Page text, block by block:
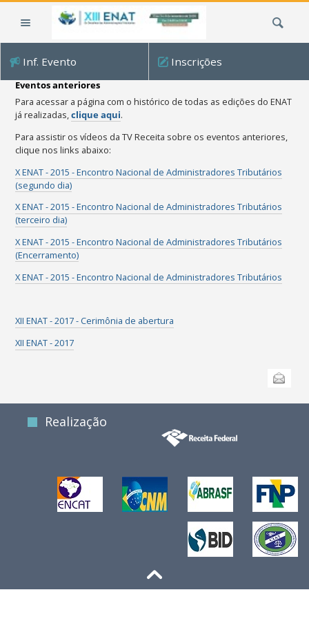
Inf. Evento Inscrições
Eventos anteriores
Para acessar a página com o histórico de todas as edições do ENAT
já realizadas,clique aqui.
Para assistir os vídeos da TV Receita sobre os eventos anteriores,
clique nos links abaixo:
X ENAT - 2015 - Encontro Nacional de Administradores Tributários
(segundo dia)
X ENAT - 2015 - Encontro Nacional de Administradores Tributários
(terceiro dia)
X ENAT - 2015 - Encontro Nacional de Administradores Tributários
(Encerramento)
X ENAT - 2015 - Encontro Nacional de Administradores Tributários
XII ENAT - 2017 - Cerimônia de abertura
XII ENAT - 2017
Realização